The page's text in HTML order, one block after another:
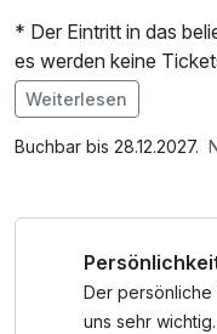
* Der Eintritt in das
es werden keine
Öffnungszeiten:
Montags und an
Im Angebot enthalten
1 Flasche
Weiterlesen
Buchbar bis 28.12.2027.
Der persönliche
uns sehr wichtig.